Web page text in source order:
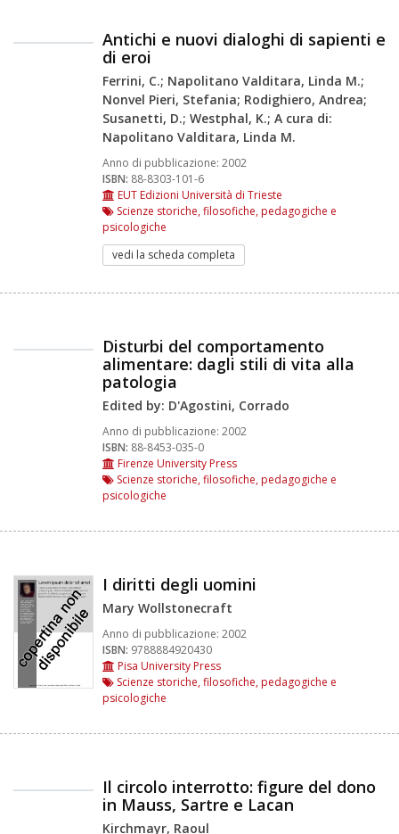
Antichi e nuovi dialoghi di sapienti e
di eroi
Ferrini, C.; Napolitano Valditara, Linda M.;
Nonvel Pieri, Stefania; Rodighiero, Andrea;
Susanetti, D.; Westphal, K.; A cura di:
Napolitano Valditara, Linda M.
Anno di pubblicazione: 2002
ISBN: 88-8303-101-6
EUT Edizioni Università di Trieste
Scienze storiche, filosofiche, pedagogiche e
psicologiche
vedi la scheda completa
Disturbi del comportamento
alimentare: dagli stili di vita alla
patologia
Edited by: D'Agostini, Corrado
Anno di pubblicazione: 2002
ISBN: 88-8453-035-0
Firenze University Press
Scienze storiche, filosofiche, pedagogiche e
psicologiche
I diritti degli uomini
Mary Wollstonecraft
Anno di pubblicazione: 2002
ISBN: 9788884920430
Pisa University Press
Scienze storiche, filosofiche, pedagogiche e
psicologiche
Il circolo interrotto: figure del dono
in Mauss, Sartre e Lacan
Kirchmayr, Raoul